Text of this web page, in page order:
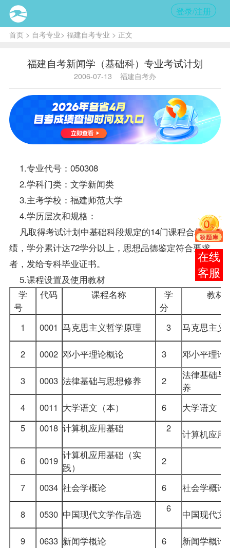
登录/注册
首页> 自考专业> 福建自考专业 > 正文
福建自考新闻学（基础科）专业考试计划
2006-07-13 福建自考办
1.专业代号：050308
2.学科门类：文学新闻类
3.主考学校：福建师范大学
4.学历层次和规格：
凡取得考试计划中基础科段规定的14门课程合格成
绩，学分累计达72学分以上，思想品德鉴定符合要求
者，发给专科毕业证书。
5.课程设置及使用教材
学
号
代码 课程名称
学
分
教材
1 0001 马克思主义哲学原理 3 马克思主义
2 0002 邓小平理论概论 3 邓小平理
3 0003 法律基础与思想修养 2
法律基础与
养
4
0011 大学语文 （本） 6
大学语文（
5
0018 计算机应用基础 2 计算机应用
6 0019 计算机应用基础（实
践）
2
7 0034 社会学概论 6 社会学概论
8 0530 中国现代文学作品选 6 中国现代文
9 0633 新闻学概论 6 新闻学概论
在线
客服